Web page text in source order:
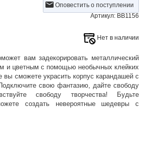
Оповестить о поступлении
Артикул: ВВ1156
Нет в наличии
вам задекорировать металлический
и цветным с помощью необычных клейких
вы сможете украсить корпус карандашей с
свою фантазию, дайте свободу
свободу творчества! Будьте
создать невероятные шедевры с